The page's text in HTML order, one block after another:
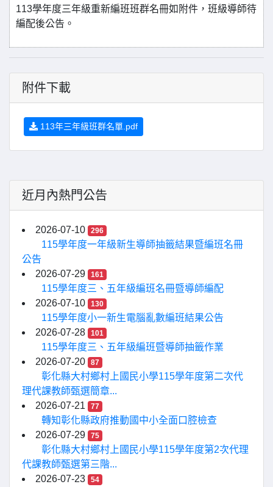
113學年度三年級重新編班班群名冊如附件，班級導師待
編配後公告。
附件下載
113年三年級班群名單.pdf
近月內熱門公告
2026-07-10 296
115學年度一年級新生導師抽籤結果暨編班名冊
公告
2026-07-29
161
115學年度三、五年級編班名冊暨導師編配
2026-07-10
130
115學年度小一新生電腦亂數編班結果公告
2026-07-28
101
115學年度三、五年級編班暨導師抽籤作業
2026-07-20
87
彰化縣大村鄉村上國民小學115學年度第二次代
理代課教師甄選簡章...
2026-07-21
77
轉知彰化縣政府推動國中小全面口腔檢查
2026-07-29
75
彰化縣大村鄉村上國民小學115學年度第2次代理
代課教師甄選第三階...
2026-07-23
54